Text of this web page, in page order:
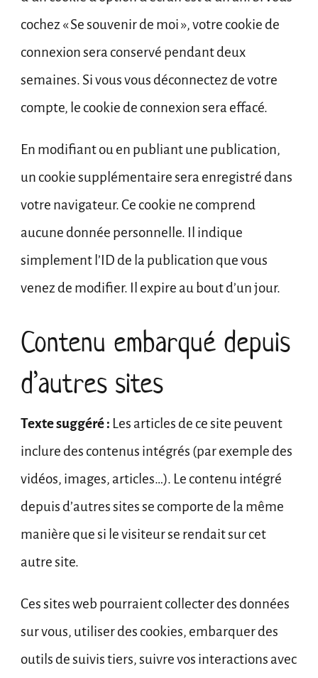
cochez « Se souvenir de moi », votre cookie de
connexion sera conservé pendant deux
semaines. Si vous vous déconnectez de votre
compte, le cookie de connexion sera effacé.
En modifiant ou en publiant une publication,
un cookie supplémentaire sera enregistré dans
votre navigateur. Ce cookie ne comprend
aucune donnée personnelle. Il indique
simplement l’ID de la publication que vous
venez de modifier. Il expire au bout d’un jour.
Contenu embarqué depuis
d’autres sites
Texte suggéré : Les articles de ce site peuvent
inclure des contenus intégrés (par exemple des
vidéos, images, articles…). Le contenu intégré
depuis d’autres sites se comporte de la même
manière que si le visiteur se rendait sur cet
autre site.
Ces sites web pourraient collecter des données
sur vous, utiliser des cookies, embarquer des
outils de suivis tiers, suivre vos interactions avec